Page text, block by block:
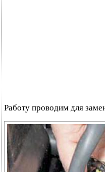
Работу проводим для